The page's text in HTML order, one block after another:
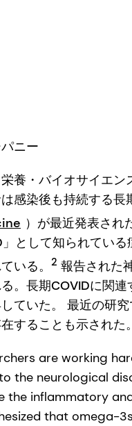
ニー
養・バイオサイエ
感染後も持続する
）が最近発表され
として知られてい
いる。
2 報告された
。長期COVIDに関
ていた。 最近の研
することも示された
are working
the neurological
the inflammatory
that omega-